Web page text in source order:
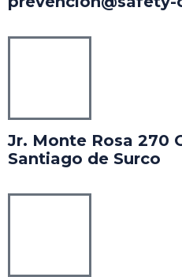
Jr. Monte Rosa 270
Santiago de Surco